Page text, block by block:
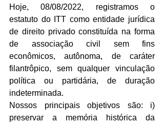
Hoje, 08/08/2022, registramos o
estatuto do ITT como entidade jurídica
de direito privado constituída na forma
de associação civil sem fins
econômicos, autônoma, de caráter
filantrôpico, sem qualquer vinculação
política ou partidária, de duração
indeterminada.
Nossos principais objetivos são: i)
preservar a memória histórica da